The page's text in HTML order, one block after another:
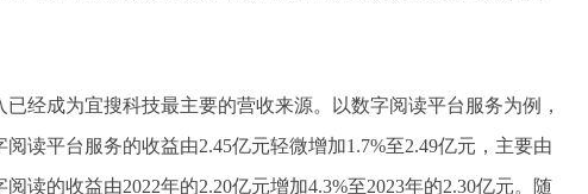
经成为宜搜科技最主要的营收来源。以数字阅读平台服务为例，
阅读平台服务的收益由2.45亿元轻微增加1.7%至2.49亿元，主要由
读的收益由2022年的2.20亿元增加4.3%至2023年的2.30亿元。随